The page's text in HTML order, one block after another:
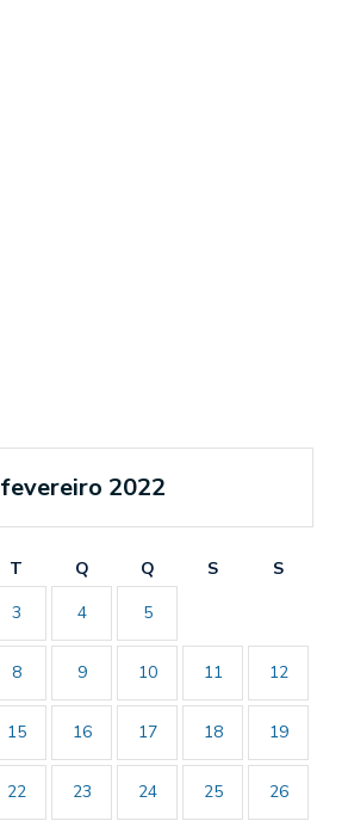
fevereiro 2022
T Q Q S
S
3 4 5
8 9 10 11 12
15 16 17 18 19
22 23 24 25 26